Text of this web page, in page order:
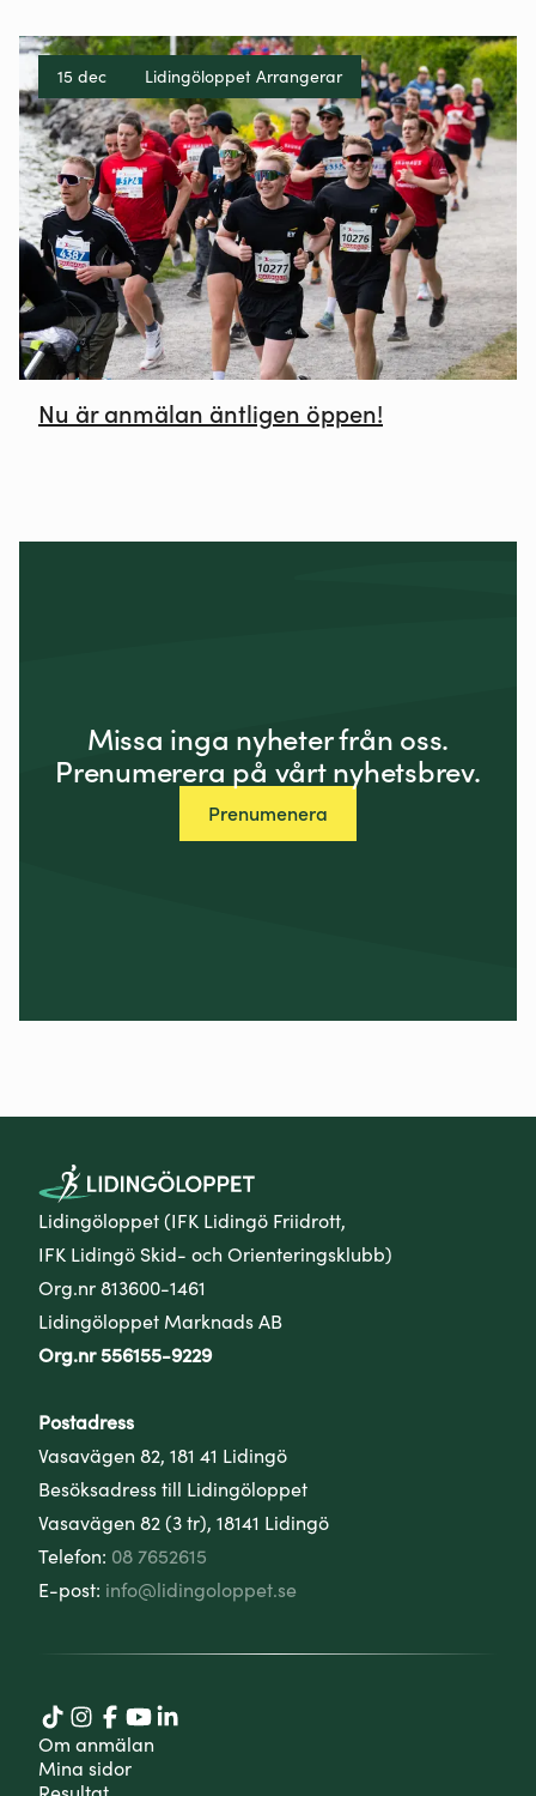
15 dec Lidingöloppet Arrangerar
Nu är anmälan äntligen öppen!
Missa inga nyheter från oss.
Prenumerera på vårt nyhetsbrev.
Prenumenera
Lidingöloppet (IFK Lidingö Friidrott,
IFK Lidingö Skid- och Orienteringsklubb)
Org.nr 813600-1461
Lidingöloppet Marknads AB
Org.nr 556155-9229
Postadress
Vasavägen 82, 181 41 Lidingö
Besöksadress till Lidingöloppet
Vasavägen 82 (3 tr), 18141 Lidingö
Telefon: 08 7652615
E-post: info@lidingoloppet.se
Om anmälan
Mina sidor